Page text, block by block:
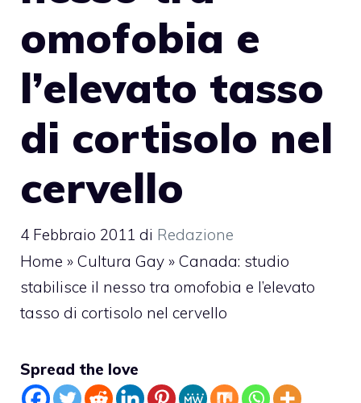
omofobia e
l’elevato tasso
di cortisolo nel
cervello
4 Febbraio 2011 di Redazione
Home » Cultura Gay » Canada: studio
stabilisce il nesso tra omofobia e l’elevato
tasso di cortisolo nel cervello
Spread the love